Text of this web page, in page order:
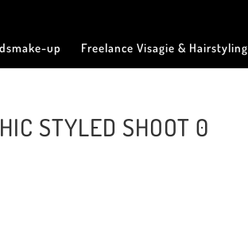
up Freelance Visagie & Hairstyling
STYLED SHOOT 0